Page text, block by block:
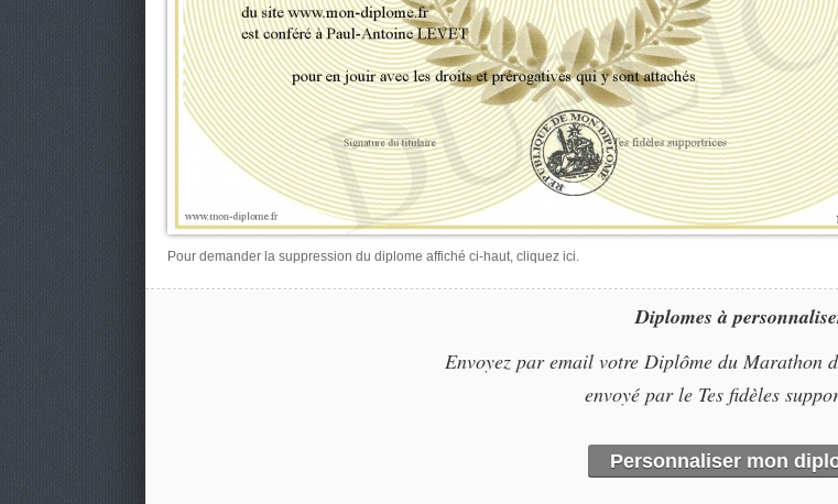
Pour demander la suppression du diplome affiché ci-haut, cliquez ici.
Diplomes à
Envoyez par email votre Diplôme du Marathon
envoyé par le Tes fidèles
Personnaliser mon